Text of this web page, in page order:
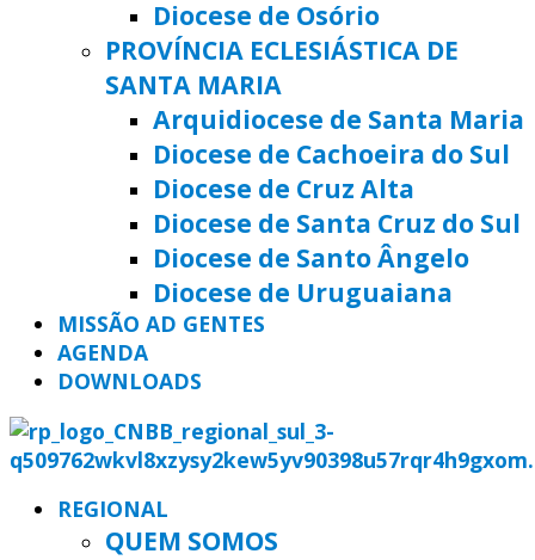
Diocese de Osório
PROVÍNCIA ECLESIÁSTICA DE
SANTA MARIA
Arquidiocese de Santa Maria
Diocese de Cachoeira do Sul
Diocese de Cruz Alta
Diocese de Santa Cruz do Sul
Diocese de Santo Ângelo
Diocese de Uruguaiana
MISSÃO AD GENTES
AGENDA
DOWNLOADS
REGIONAL
QUEM SOMOS